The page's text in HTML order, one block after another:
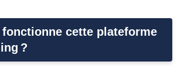
fonctionne cette plateforme
?